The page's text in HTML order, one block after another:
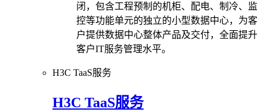
闭，包含工程预制的机柜、配电、制冷、监
控等功能单元的独立的小型数据中心，为客
户提供数据中心整体产品及交付，全面提升
客户IT服务管理水平。
H3C TaaS服务
H3C TaaS服务